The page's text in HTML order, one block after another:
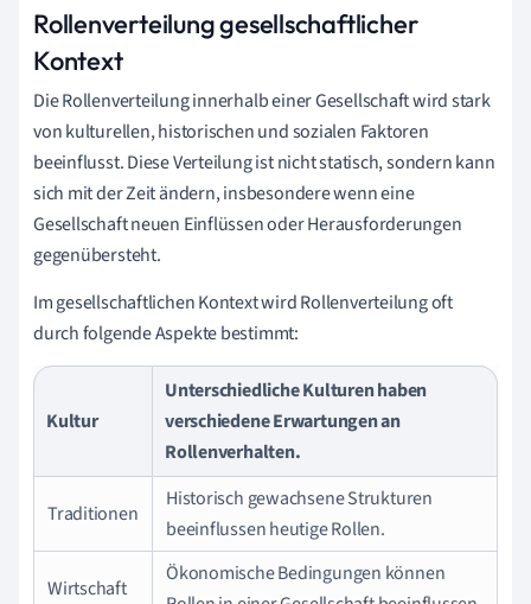
Rollenverteilung gesellschaftlicher
Kontext
Die Rollenverteilung innerhalb einer Gesellschaft wird stark
von kulturellen, historischen und sozialen Faktoren
beeinflusst. Diese Verteilung ist nicht statisch, sondern kann
sich mit der Zeit ändern, insbesondere wenn eine
Gesellschaft neuen Einflüssen oder Herausforderungen
gegenübersteht.
Im gesellschaftlichen Kontext wird Rollenverteilung oft
durch folgende Aspekte bestimmt:
Kultur
Unterschiedliche Kulturen haben
verschiedene Erwartungen an
Rollenverhalten.
Traditionen
Historisch gewachsene Strukturen
beeinflussen heutige Rollen.
Wirtschaft
Ökonomische Bedingungen können